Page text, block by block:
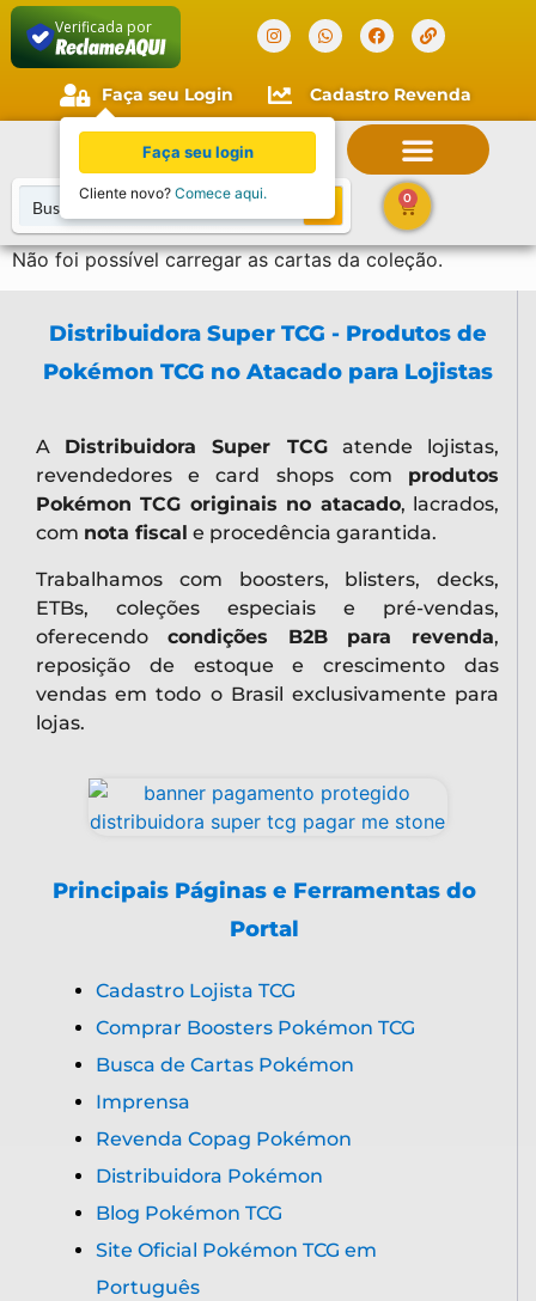
Verificada por
Faça seu Login Cadastro Revenda
0
Não foi possível carregar as cartas da coleção.
Distribuidora Super TCG - Produtos de
Pokémon TCG no Atacado para Lojistas
A Distribuidora Super TCGatende lojistas,
revendedores e card shops com produtos
Pokémon TCG originais no atacado, lacrados,
com nota fiscal e procedência garantida.
Trabalhamos com boosters, blisters, decks,
ETBs, coleções especiais e pré-vendas,
oferecendo condições B2B para revenda,
reposição de estoque e crescimento das
vendas em todo o Brasil exclusivamente para
lojas.
Principais Páginas e Ferramentas do
Portal
Cadastro Lojista TCG
Comprar Boosters Pokémon TCG
Busca de Cartas Pokémon
Imprensa
Revenda Copag Pokémon
Distribuidora Pokémon
Blog Pokémon TCG
Site Oficial Pokémon TCG em
Português
Faça seu login
Cliente novo? Comece aqui.